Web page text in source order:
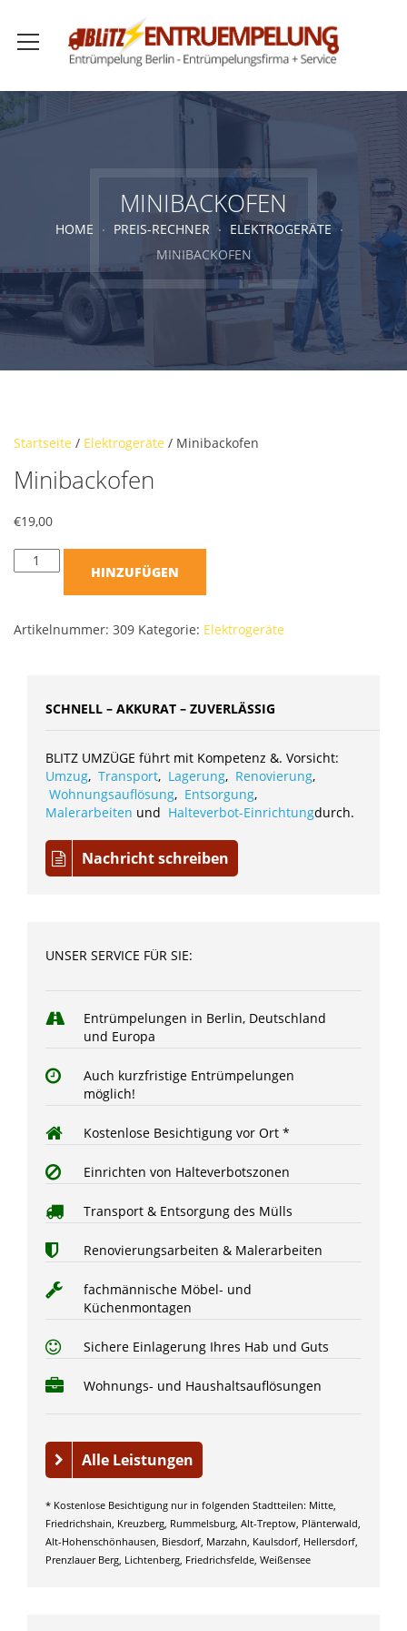
MINIBACKOFEN
HOME PREIS-RECHNER
ELEKTROGERÄTE
MINIBACKOFEN
Startseite / Elektrogeräte / Minibackofen
Minibackofen
€19,00
HINZUFÜGEN
Artikelnummer: 309 Kategorie: Elektrogeräte
SCHNELL – AKKURAT – ZUVERLÄSSIG
BLITZ UMZÜGE führt mit Kompetenz &. Vorsicht:
Umzug, Transport, Lagerung, Renovierung,
Wohnungsauflösung, Entsorgung,
Malerarbeiten und Halteverbot-Einrichtungdurch.
Nachricht schreiben
UNSER SERVICE FÜR SIE:
Entrümpelungen in Berlin, Deutschland
und Europa
Auch kurzfristige Entrümpelungen
möglich!
Kostenlose Besichtigung vor Ort *
Einrichten von Halteverbotszonen
Transport & Entsorgung des Mülls
Renovierungsarbeiten & Malerarbeiten
fachmännische Möbel- und
Küchenmontagen
Sichere Einlagerung Ihres Hab und Guts
Wohnungs- und Haushaltsauflösungen
Alle Leistungen
* Kostenlose Besichtigung nur in folgenden Stadtteilen: Mitte,
Friedrichshain, Kreuzberg, Rummelsburg, Alt-Treptow, Plänterwald,
Alt-Hohenschönhausen, Biesdorf, Marzahn, Kaulsdorf, Hellersdorf,
Prenzlauer Berg, Lichtenberg, Friedrichsfelde, Weißensee